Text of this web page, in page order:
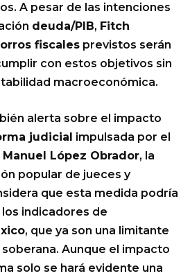
A pesar de las intenciones
deuda/PIB, Fitch
fiscales previstos serán
con estos objetivos sin
macroeconómica.
alerta sobre el impacto
judicial impulsada por el
López Obrador, la
popular de jueces y
que esta medida podría
indicadores de
, que ya son una limitante
Aunque el impacto
solo se hará evidente una